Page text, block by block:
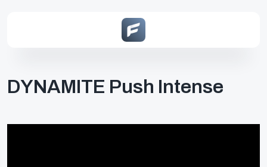
DYNAMITE Push Intense